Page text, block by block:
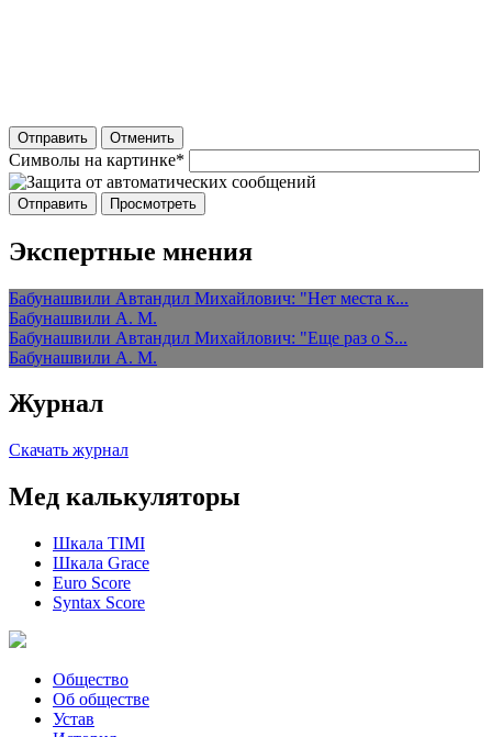
Отправить Отменить
Символы на картинке*
Экспертные мнения
Бабунашвили Автандил Михайлович: "Нет места к...
Бабунашвили А. М.
Бабунашвили Автандил Михайлович: "Еще раз о S...
Бабунашвили А. М.
Журнал
Скачать журнал
Мед калькуляторы
Шкала TIMI
Шкала Grace
Euro Score
Syntax Score
Общество
Об обществе
Устав